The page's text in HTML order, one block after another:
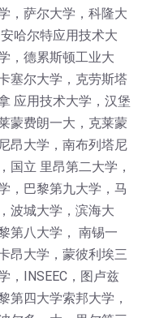
，萨尔大学，科隆大
哈尔特应用技术大
，德累斯顿工业大
塞尔大学，克劳斯塔
应用技术大学，汉堡
蒙费朗一大，克莱蒙
昂大学，南布列塔尼
国立 里昂第二大学，
，巴黎第九大学，马
波城大学，滨海大
第八大学， 南锡一
昂大学，蒙彼利埃三
，INSEEC，图卢兹
第四大学索邦大学，